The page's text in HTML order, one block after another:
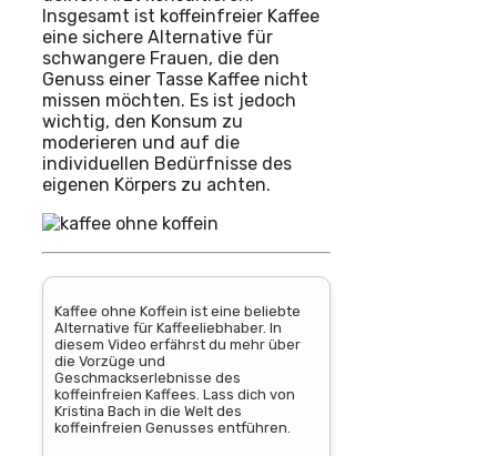
Insgesamt ist koffeinfreier Kaffee
eine sichere Alternative für
schwangere Frauen, die den
Genuss einer Tasse Kaffee nicht
missen möchten. Es ist jedoch
wichtig, den Konsum zu
moderieren und auf die
individuellen Bedürfnisse des
eigenen Körpers zu achten.
Kaffee ohne Koffein ist eine beliebte
Alternative für Kaffeeliebhaber. In
diesem Video erfährst du mehr über
die Vorzüge und
Geschmackserlebnisse des
koffeinfreien Kaffees. Lass dich von
Kristina Bach in die Welt des
koffeinfreien Genusses entführen.